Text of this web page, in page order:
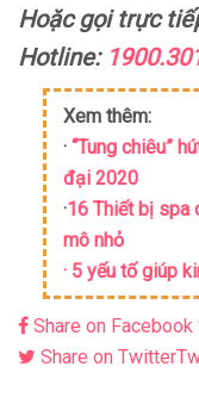
Hoặc gọi trực
Hotline:
Xem thêm:
· “Tung chiêu”
đại 2020
·16 Thiết bị spa
mô nhỏ
· 5 yếu tố giúp
Share on Facebook
Share on Twitter